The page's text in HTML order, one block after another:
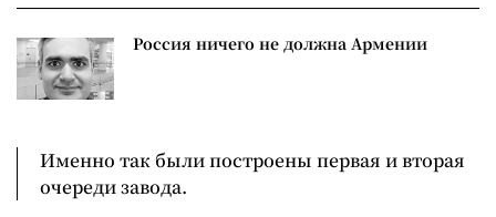
Россия ничего не должна Армении
Именно так были построены первая и вторая
очереди завода.